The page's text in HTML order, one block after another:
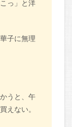
っ」と洋
子に無理
うと、午
えない。